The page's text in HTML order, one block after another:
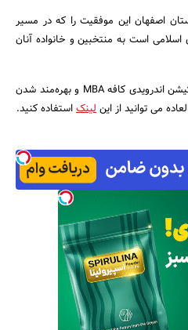
اصفهان این موفقیت را که در مسیر
است به منتخبین و خانواده آنان
لازم به ذکر است که برای نصب اپلیکیشن اندرویدی کافه MBA و بهره‌مند شدن
می توانید از اینلینکاستفاده کنید.